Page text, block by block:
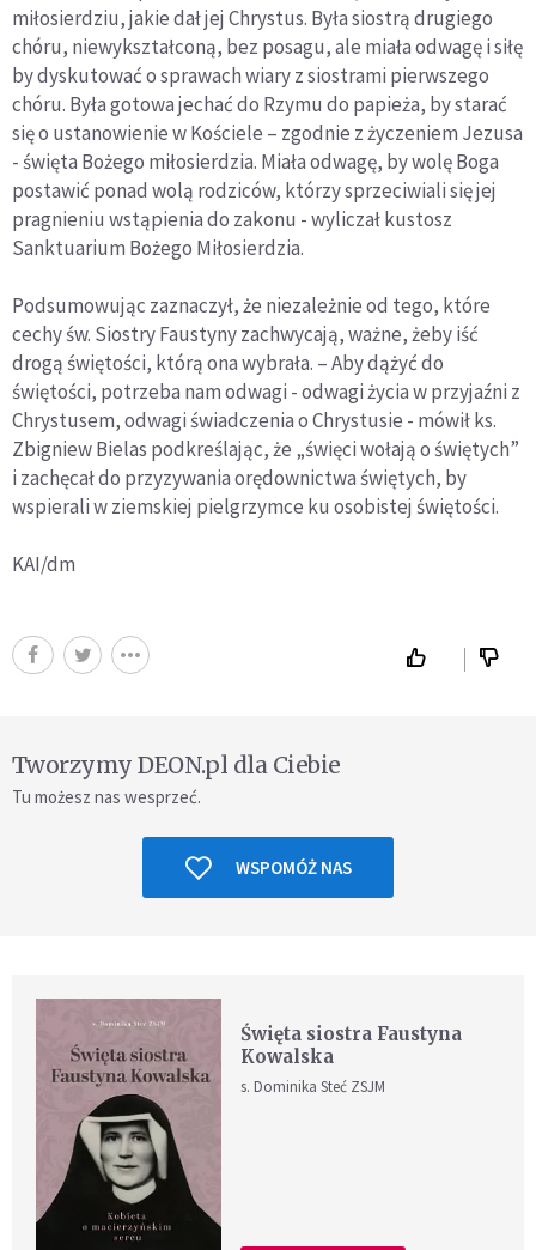
miłosierdziu, jakie dał jej Chrystus. Była siostrą drugiego
chóru, niewykształconą, bez posagu, ale miała odwagę i siłę
by dyskutować o sprawach wiary z siostrami pierwszego
chóru. Była gotowa jechać do Rzymu do papieża, by starać
się o ustanowienie w Kościele – zgodnie z życzeniem Jezusa
- święta Bożego miłosierdzia. Miała odwagę, by wolę Boga
postawić ponad wolą rodziców, którzy sprzeciwiali się jej
pragnieniu wstąpienia do zakonu - wyliczał kustosz
Sanktuarium Bożego Miłosierdzia.
Podsumowując zaznaczył, że niezależnie od tego, które
cechy św. Siostry Faustyny zachwycają, ważne, żeby iść
drogą świętości, którą ona wybrała. – Aby dążyć do
świętości, potrzeba nam odwagi - odwagi życia w przyjaźni z
Chrystusem, odwagi świadczenia o Chrystusie - mówił ks.
Zbigniew Bielas podkreślając, że „święci wołają o świętych”
i zachęcał do przyzywania orędownictwa świętych, by
wspierali w ziemskiej pielgrzymce ku osobistej świętości.
KAI/dm
Tworzymy DEON.pl dla Ciebie
Tu możesz nas wesprzeć.
WSPOMÓŻ NAS
Święta siostra Faustyna
Kowalska
s. Dominika Steć ZSJM